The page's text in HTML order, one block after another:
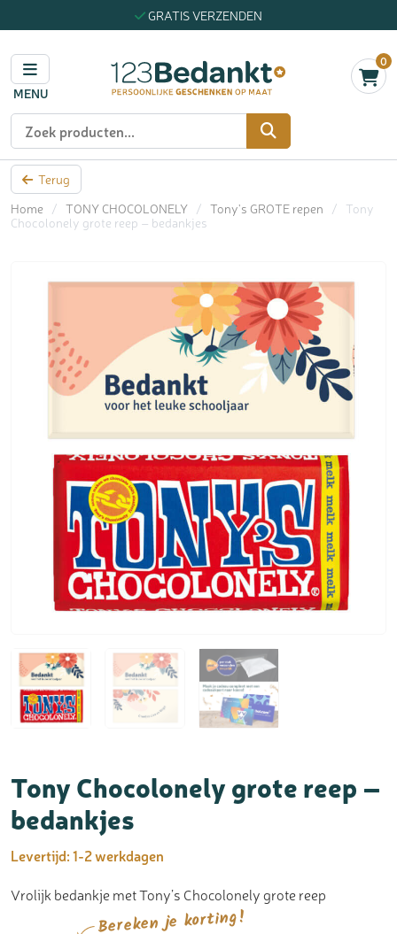
GRATIS VERZENDEN
MENU
0
Zoeken
Terug
Home
/ TONY CHOCOLONELY / Tony's GROTE repen /
Tony
Chocolonely grote reep – bedankjes
Tony Chocolonely grote reep –
bedankjes
Levertijd:1-2 werkdagen
Vrolijk bedankje met Tony’s Chocolonely grote reep
Bereken je korting!